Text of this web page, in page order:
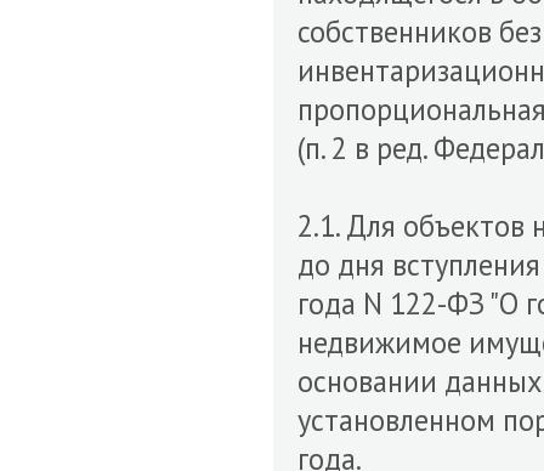
собственников
(п. 2 в ред.
2.1. Для объектов
до дня
года N 122-ФЗ "О
недвижимое
основании
установленном
года.